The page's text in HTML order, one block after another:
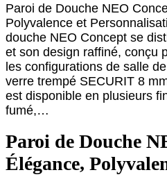
Paroi de Douche NEO
Polyvalence et
douche NEO Concept se
et son design raffiné, conçu
les configurations de salle
verre trempé SECURIT 8
est disponible en plusieurs
fumé,…
Paroi de Douche
Élégance,